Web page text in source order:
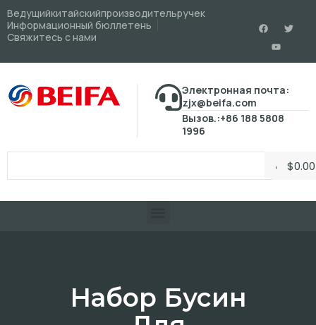
Ведущийкитайскийпроизводительручек
Информационный бюллетень
Свяжитесь с нами
Электронная почта:
zjx@beifa.com
Вызов.:+86 188 5808
1996
$0.00
Набор Бусин